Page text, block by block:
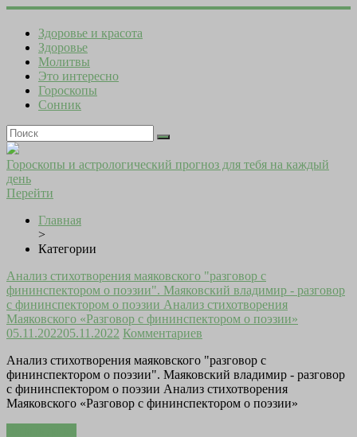
Здоровье и красота
Здоровье
Молитвы
Это интересно
Гороскопы
Сонник
Гороскопы и астрологический прогноз для тебя на каждый
день
Перейти
Главная
>
Категории
Анализ стихотворения маяковского "разговор с
фининспектором о поэзии". Маяковский владимир - разговор
с фининспектором о поэзии Анализ стихотворения
Маяковского «Разговор с фининспектором о поэзии»
05.11.202205.11.2022 Комментариев
Анализ стихотворения маяковского "разговор с
фининспектором о поэзии". Маяковский владимир - разговор
с фининспектором о поэзии Анализ стихотворения
Маяковского «Разговор с фининспектором о поэзии»